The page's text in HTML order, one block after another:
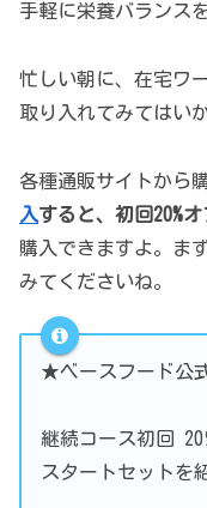
手軽に栄養バランスを
忙しい朝に、在宅ワ
取り入れてみてはい
各種通販サイトから
入すると、初回20%
購入できますよ。ま
みてくださいね。
★ベースフード公
継続コース初回
スタートセットを